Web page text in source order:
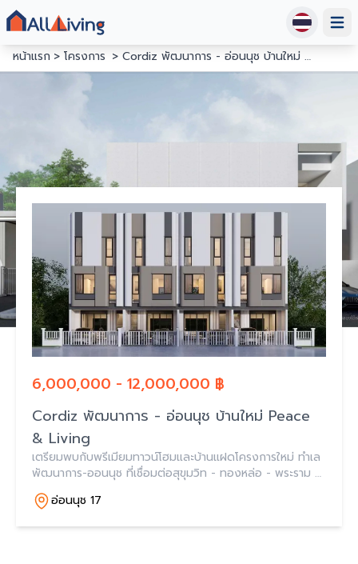
หน้าแรก
โครงการ Cordiz พัฒนาการ - อ่อนนุช บ้านใหม่ Peace & Living
6,000,000 - 12,000,000 ฿
Cordiz พัฒนาการ - อ่อนนุช บ้านใหม่ Peace
& Living
เตรียมพบกับพรีเมียมทาวน์โฮมและบ้านแฝดโครงการใหม่ ทำเล
พัฒนาการ-ออนนุช ที่เชื่อมต่อสุขุมวิท - ทองหล่อ - พระราม 9
ได้สะดวกรวดเร็ว แถมยังใกล้ทางด่วน รถไฟฟ้า BTS, MRT
กับโครงการ คอร์ดิซ พัฒนาการ-อ่อนนุช (C
อ่อนนุช 17